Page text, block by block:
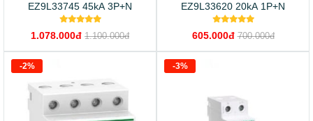
EZ9L33745 45kA 3P+N
1.078.000đ 1.100.000đ
EZ9L33620 20kA 1P+N
605.000đ 700.000đ
-2% -3%